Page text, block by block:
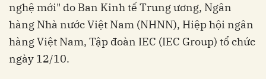
nghệ mới" do Ban Kinh tế Trung ương, Ngân
hàng Nhà nước Việt Nam (NHNN), Hiệp hội ngân
hàng Việt Nam, Tập đoàn IEC (IEC Group) tổ chức
ngày 12/10.